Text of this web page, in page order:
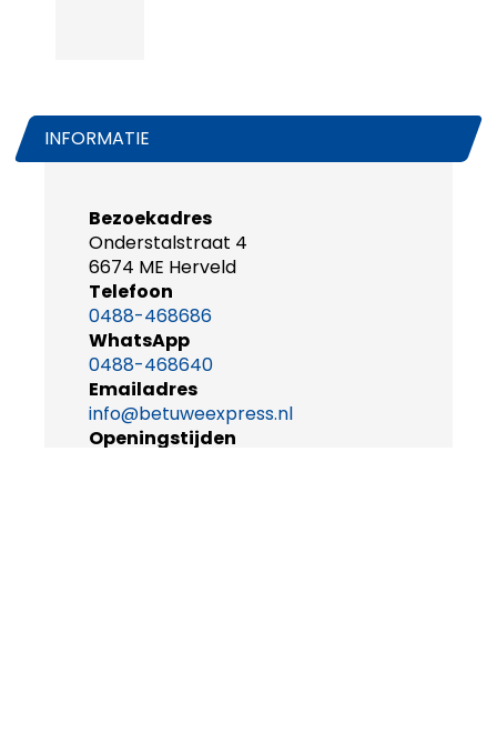
INFORMATIE
Bezoekadres
Onderstalstraat 4
6674 ME Herveld
Telefoon
0488-468686
WhatsApp
0488-468640
Emailadres
info@betuweexpress.nl
Openingstijden